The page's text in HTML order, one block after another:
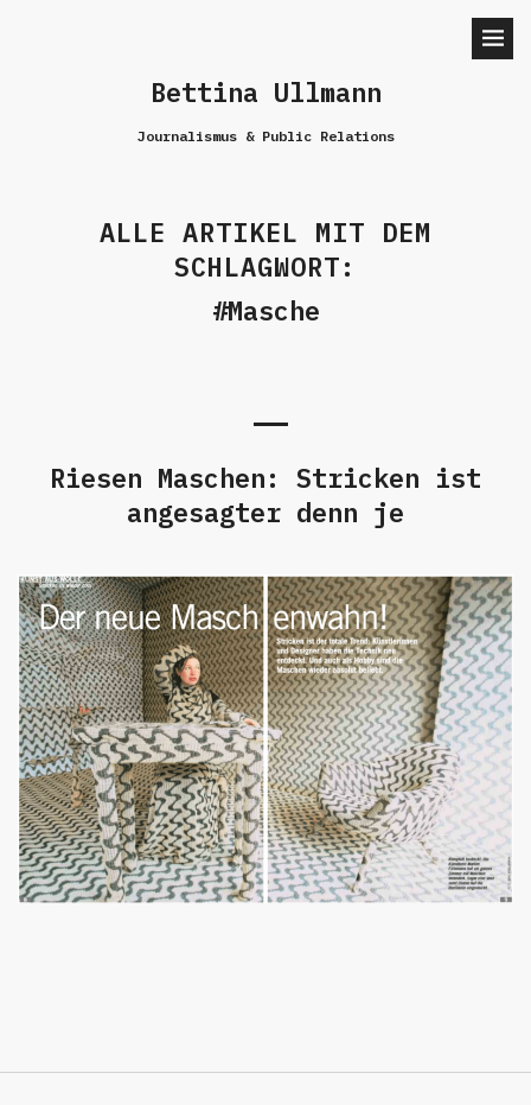
Bettina Ullmann
Journalismus & Public Relations
ALLE ARTIKEL MIT DEM
SCHLAGWORT:
Masche
Riesen Maschen: Stricken ist
angesagter denn je